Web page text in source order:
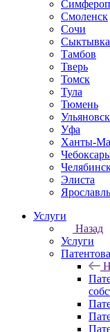
Смоленск
Сочи
Тамбов
Тверь
Томск
Тула
Тюмень
Ульяновск
Уфа
Ханты-
Элиста
Ярославль
Услуги
Назад
Услуги